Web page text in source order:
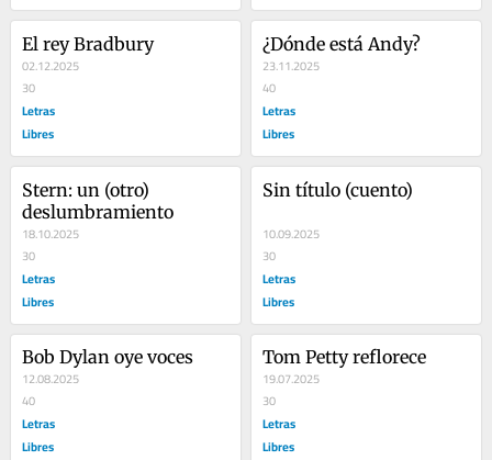
El rey Bradbury
02.12.2025
30
Letras
Libres
¿Dónde está Andy?
23.11.2025
40
Letras
Libres
Stern: un (otro)
deslumbramiento
18.10.2025
30
Letras
Libres
Sin título (cuento)
10.09.2025
30
Letras
Libres
Bob Dylan oye voces
12.08.2025
40
Letras
Libres
Tom Petty reflorece
19.07.2025
30
Letras
Libres